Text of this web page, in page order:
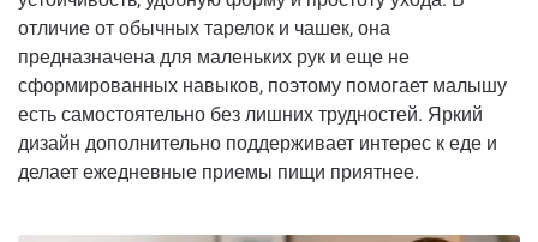
отличие от обычных тарелок и чашек, она
предназначена для маленьких рук и еще не
сформированных навыков, поэтому помогает малышу
есть самостоятельно без лишних трудностей. Яркий
дизайн дополнительно поддерживает интерес к еде и
делает ежедневные приемы пищи приятнее.